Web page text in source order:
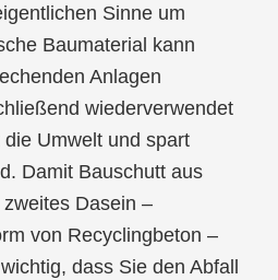
Sinne um
Baumaterial kann
Anlagen
wiederverwendet
Umwelt und spart
Damit Bauschutt aus
Dasein –
von Recyclingbeton –
dass Sie den Abfall